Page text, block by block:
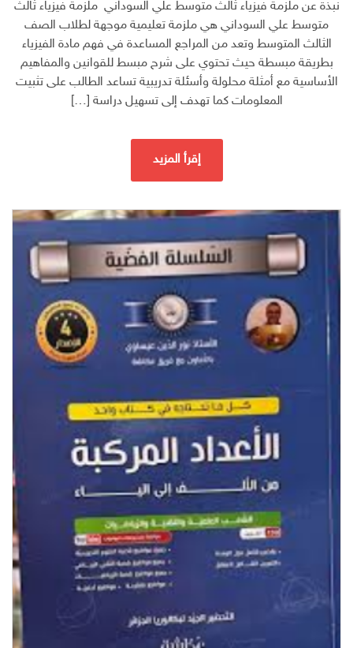
نبذة عن ملزمة فيزياء ثالث متوسط علي السوداني ملزمة فيزياء ثالث
متوسط علي السوداني هي ملزمة تعليمية موجهة لطلاب الصف
الثالث المتوسط وتعد من المراجع المساعدة في فهم مادة الفيزياء
بطريقة مبسطة حيث تحتوي على شرح مبسط للقوانين والمفاهيم
الأساسية مع أمثلة محلولة وأسئلة تدريبية تساعد الطالب على تثبيت
المعلومات كما تهدف إلى تسهيل دراسة […]
إقرأ المزيد